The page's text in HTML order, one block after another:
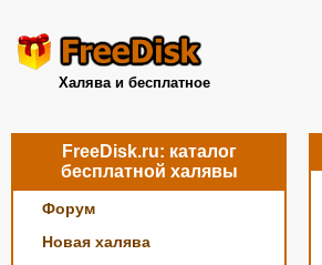
Халява и бесплатное
FreeDisk.ru: каталог
бесплатной халявы
Форум
Новая халява